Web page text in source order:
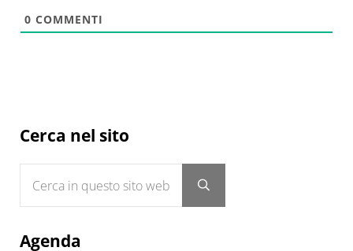
0 COMMENTI
Sidebar
Cerca nel sito
Submit search
Agenda